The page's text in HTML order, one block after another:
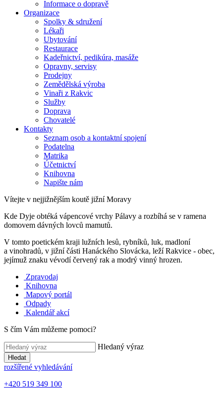
Informace o dopravě
Organizace
Spolky & sdružení
Lékaři
Ubytování
Restaurace
Kadeřnictví, pedikúra, masáže
Opravny, servisy
Prodejny
Zemědělská výroba
Vinaři z Rakvic
Služby
Doprava
Chovatelé
Kontakty
Seznam osob a kontaktní spojení
Podatelna
Matrika
Účetnictví
Knihovna
Napište nám
Vítejte v nejjižnějším koutě jižní Moravy
Kde Dyje obtéká vápencové vrchy Pálavy a rozbíhá se v ramena
domovem dávných lovců mamutů.
V tomto poetickém kraji lužních lesů, rybníků, luk, madloní
a vinohradů, v jižní části Hanáckého Slovácka, leží Rakvice - obec,
jejímuž znaku vévodí červený rak a modrý vinný hrozen.
Zpravodaj
Knihovna
Mapový portál
Odpady
Kalendář akcí
S čím Vám můžeme pomoci?
Hledaný výraz
Hledat
rozšířené vyhledávání
+420 519 349 100